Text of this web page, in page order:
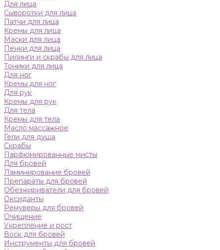
Для лица
Сыворотки для лица
Патчи для лица
Кремы для лица
Маски для лица
Пенки для лица
Пилинги и скрабы для лица
Тоники для лица
Для ног
Кремы для ног
Для рук
Кремы для рук
Для тела
Кремы для тела
Масло массажное
Гели для душа
Скрабы
Парфюмированные мисты
Для бровей
Ламинирование бровей
Препараты для бровей
Обезжириватели для бровей
Оксиданты
Ремуверы для бровей
Очищение
Укрепление и рост
Воск для бровей
Инструменты для бровей